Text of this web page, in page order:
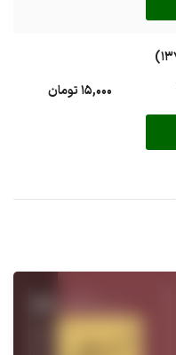
15,000 تومان